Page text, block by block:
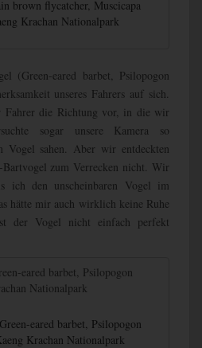
brown flycatcher, Muscicapa
Krachan Nationalpark
(Green-eared barbet, Psilopogon
unseres Fahrers auf sich.
Fahrer die Richtung vor, in die wir
sogar unsere Kamera so
Vogel sahen. Aber wir entdeckten
zum Verrecken nicht. Wir
ich den unscheinbaren Vogel im
hätte mir auch wirklich keine Ruhe
der Vogel nicht einfach perfekt
eared barbet, Psilopogon
Krachan Nationalpark